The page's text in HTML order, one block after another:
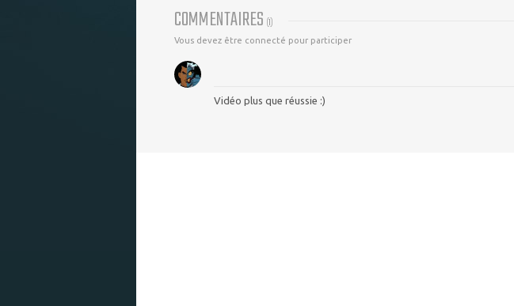
COMMENTAIRES (1)
Vous devez être connecté pour participer
Vidéo plus que réussie :)